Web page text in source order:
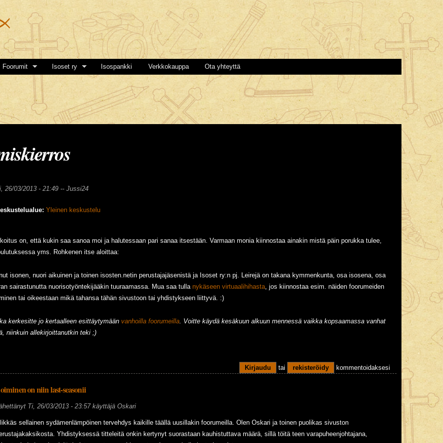
Hyppää
pääsisältöön
Foorumit Isoset ry Isospankki Verkkokauppa Ota yhteyttä
26/03/2013 - 21:49 -- Jussi24
Yleinen keskustelu
on, että kukin saa sanoa moi ja halutessaan pari sanaa itsestään. Varmaan monia kiinnostaa ainakin mistä päin porukka tulee,
yms. Rohkenen itse aloittaa:
isonen, nuori aikuinen ja toinen isosten.netin perustajajäsenistä ja Isoset ry:n pj. Leirejä on takana kymmenkunta, osa isosena, osa
sairastunutta nuorisotyöntekijääkin tuuraamassa. Mua saa tulla nykäseen virtuaalihihasta , jos kiinnostaa esim. näiden foorumeiden
tai oikeestaan mikä tahansa tähän sivustoon tai yhdistykseen liittyvä. :)
kerkesitte jo kertaalleen esittäytymään vanhoilla foorumeilla . Voitte käydä kesäkuun alkuun mennessä vaikka kopsaamassa vanhat
niinkuin allekirjoittanutkin teki ;)
Kirjaudu tai rekisteröidy kommentoidaksesi
on niin last-seasonii
Ti, 26/03/2013 - 23:57käyttäjä Oskari
sellainen sydämenlämpöinen tervehdys kaikille täällä uusillakin foorumeilla. Olen Oskari ja toinen puolikas sivuston
Yhdistyksessä titteleitä onkin kertynyt suorastaan kauhistuttava määrä, sillä töitä teen varapuheenjohtajana,